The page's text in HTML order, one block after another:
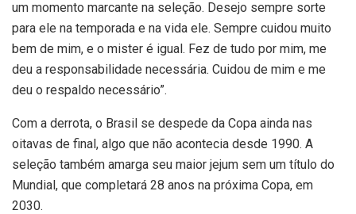
um momento marcante na seleção. Desejo sempre sorte
para ele na temporada e na vida ele. Sempre cuidou muito
bem de mim, e o mister é igual. Fez de tudo por mim, me
deu a responsabilidade necessária. Cuidou de mim e me
deu o respaldo necessário”.
Com a derrota, o Brasil se despede da Copa ainda nas
oitavas de final, algo que não acontecia desde 1990. A
seleção também amarga seu maior jejum sem um título do
Mundial, que completará 28 anos na próxima Copa, em
2030.